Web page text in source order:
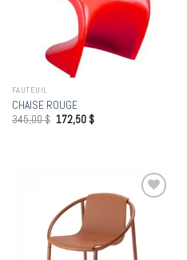
FAUTEUIL
CHAISE ROUGE
345,00$ 172,50 $
Add to
wishlist